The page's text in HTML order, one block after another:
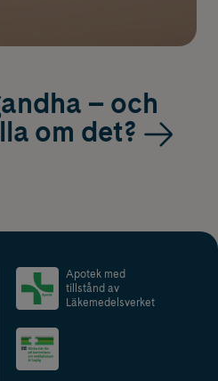
– och
om det?
Apotek med
tillstånd av
Läkemedelsverket